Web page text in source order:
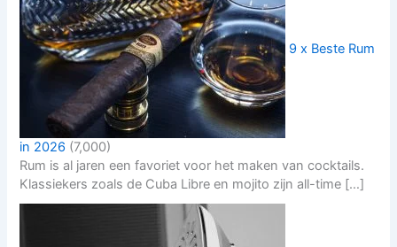
9 x Beste Rum
in 2026 (7,000)
Rum is al jaren een favoriet voor het maken van cocktails.
Klassiekers zoals de Cuba Libre en mojito zijn all-time […]